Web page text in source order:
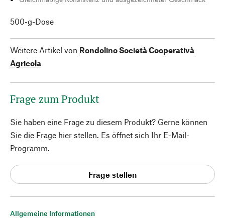
Allgemeine Informationen
500-g-Dose
Weitere Artikel von Rondolino Società Cooperativà
Agricola
Frage zum Produkt
Sie haben eine Frage zu diesem Produkt? Gerne können
Sie die Frage hier stellen. Es öffnet sich Ihr E-Mail-
Programm.
Frage stellen